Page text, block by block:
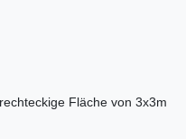
Fläche von 3x3m